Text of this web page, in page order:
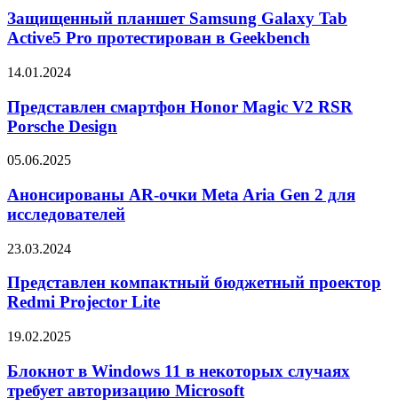
Samsung
Galaxy
Tab
Pro
в
Geekbench
Защищенный планшет Samsung Galaxy Tab
Active5 Pro протестирован в Geekbench
Представлен
Honor
Magic
V2
Porsche
14.01.2024
Представлен смартфон Honor Magic V2 RSR
Porsche Design
Анонсированы
очки
Meta
Aria
2
исследователей
05.06.2025
Анонсированы AR-очки Meta Aria Gen 2 для
исследователей
Представлен
бюджетный
проектор
Redmi
Lite
23.03.2024
Представлен компактный бюджетный проектор
Redmi Projector Lite
Блокнот
Windows
11
в
19.02.2025
Блокнот в Windows 11 в некоторых случаях
требует авторизацию Microsoft